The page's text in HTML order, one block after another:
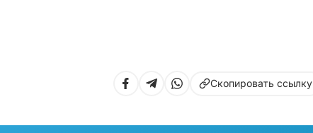
Скопировать ссылку